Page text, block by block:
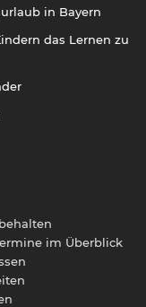
in Bayern
das Lernen zu
im Überblick